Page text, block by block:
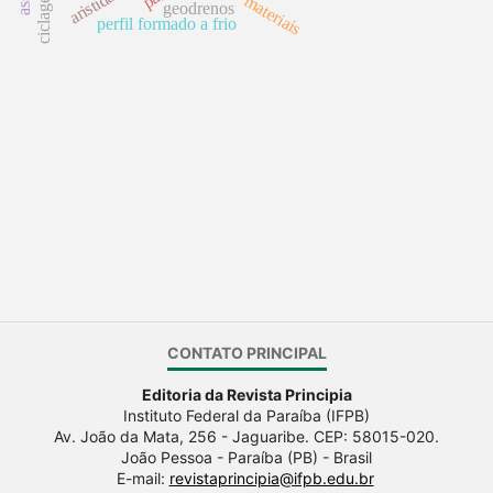
perfil formado a frio
geodrenos materiais
CONTATO PRINCIPAL
Editoria da Revista Principia
Instituto Federal da Paraíba (IFPB)
Av. João da Mata, 256 - Jaguaribe. CEP: 58015-020.
João Pessoa - Paraíba (PB) - Brasil
E-mail: revistaprincipia@ifpb.edu.br